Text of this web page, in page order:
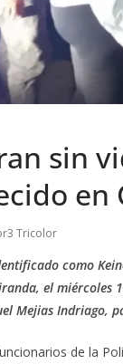
sin
en
Tricolor
como
el miércoles
Mejias Indriago,
de la